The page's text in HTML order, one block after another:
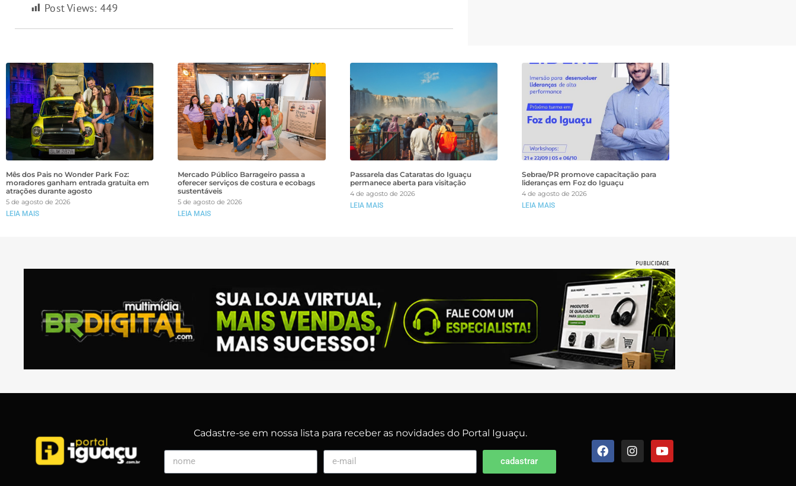
Post Views: 449
Mês dos Pais no Wonder Park Foz:
moradores ganham entrada gratuita em
atrações durante agosto
5 de agosto de 2026
LEIA MAIS
Mercado Público Barrageiro passa a
oferecer serviços de costura e ecobags
sustentáveis
5 de agosto de 2026
LEIA MAIS
Passarela das Cataratas do Iguaçu
permanece aberta para visitação
4 de agosto de 2026
LEIA MAIS
Sebrae/PR promove capacitação para
lideranças em Foz do Iguaçu
4 de agosto de 2026
LEIA MAIS
PUBLICIDADE
Cadastre-se em nossa lista para receber as novidades do Portal Iguaçu.
cadastrar